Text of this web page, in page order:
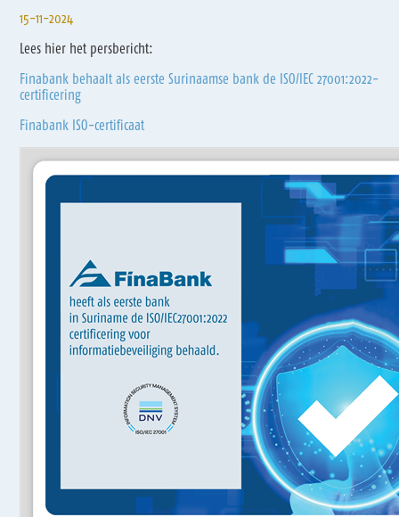
15-11-2024
Lees hier het persbericht:
Finabank behaalt als eerste Surinaamse bank de ISO/IEC 27001:2022-
certificering
Finabank ISO-certificaat